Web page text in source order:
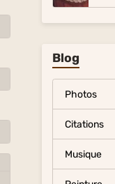
Blog
Photos
Citations
Musique